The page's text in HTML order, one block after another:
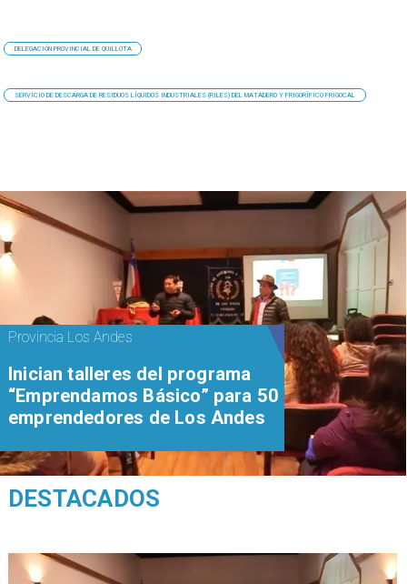
DELEGACIÓN PROVINCIAL DE QUILLOTA
SERVICIO DE DESCARGA DE RESIDUOS LÍQUIDOS INDUSTRIALES (RILES) DEL MATADERO Y FRIGORÍFICO FRIGOCAL
Provincia Los Andes
Inician talleres del programa
“Emprendamos Básico” para 50
emprendedores de Los Andes
DESTACADOS